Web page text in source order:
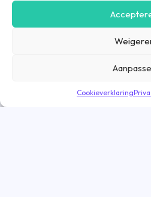
advertenties, op onze website of in
personaliseren op basis van jouw
marketing cookies worden verzameld,
meer informatie? Lees dan onze
Cookieverklaring